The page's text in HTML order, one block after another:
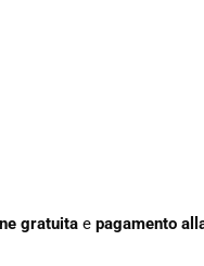
gratuita e pagamento